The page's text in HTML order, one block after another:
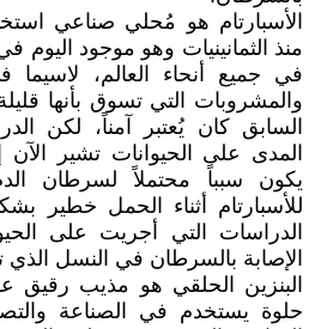
الأسبارتام هو مُحلي صناعي
منذ الثمانينيات وهو موجود اليوم
في جميع أنحاء العالم،
والمشروبات التي تسوق بأنها
السابق كان يُعتبر آمناً، لكن
المدى على الحيوانات تشير الآن
يكون سبباً محتملاً لسرطان
للأسبارتام أثناء الحمل خطير
الدراسات التي أجريت على
الإصابة بالسرطان في النسل الذي
البنزين الحلقي هو مذيب رقيق
حلوة يستخدم في الصناعة